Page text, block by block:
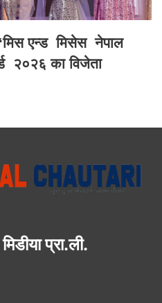
एन्ड मिसेस नेपाल
२०२६ का विजेता
प्रा.ली.